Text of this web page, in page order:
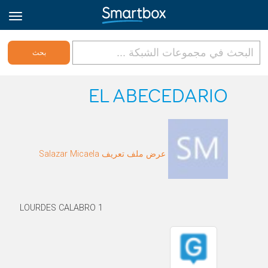
Online Grids
الاشتراك
EL ABECEDARIO
عرض ملف تعريف Salazar Micaela
LOURDES CALABRO 1